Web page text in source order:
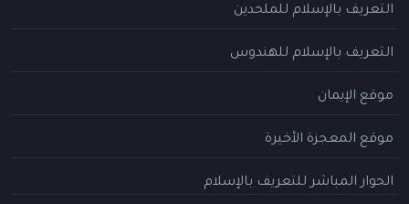
التعريف بالإسلام للملحدين
التعريف بالإسلام للهندوس
موقع الإيمان
موقع المعجزة الأخيرة
الحوار المباشر للتعريف بالإسلام